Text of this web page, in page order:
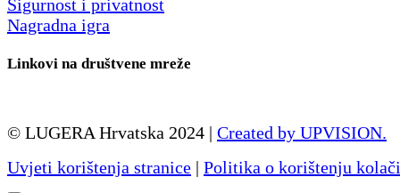
Sigurnost i privatnost
Nagradna igra
Linkovi na društvene mreže
© LUGERA Hrvatska 2024 | Created by UPVISION.
Uvjeti korištenja stranice | Politika o korištenju